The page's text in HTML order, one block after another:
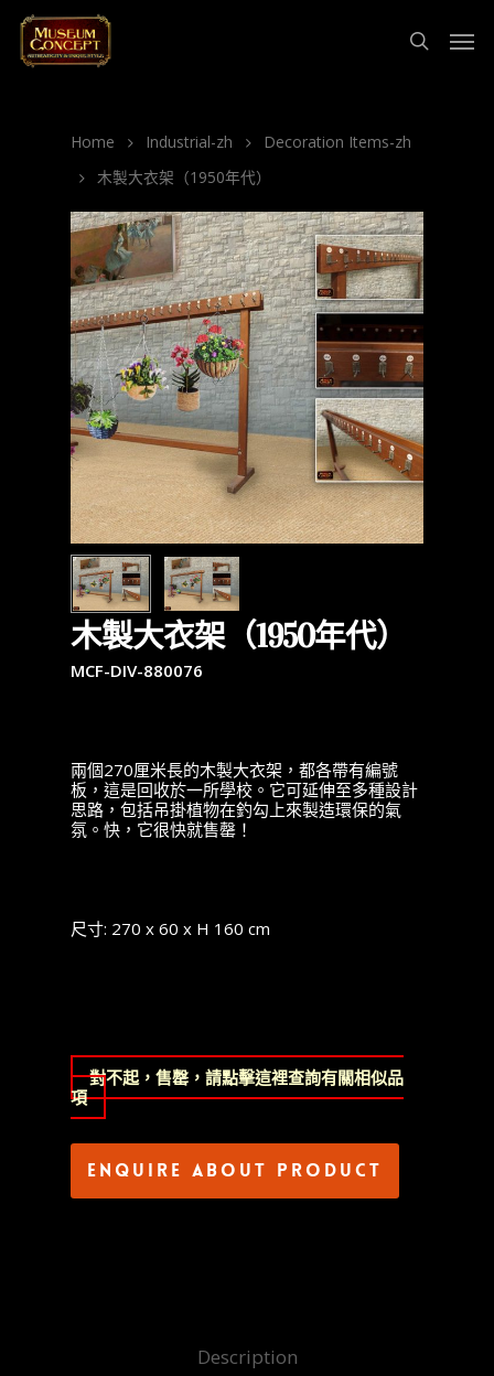
Home Industrial-zh
Decoration Items-zh
木製大衣架（1950年代）
木製大衣架（1950年代）
MCF-DIV-880076
兩個270厘米長的木製大衣架，都各帶有編號
板，這是回收於一所學校。它可延伸至多種設計
思路，包括吊掛植物在釣勾上來製造環保的氣
氛。快，它很快就售罄！
尺寸: 270 x 60 x H 160 cm
對不起，售罄，請點擊這裡查詢有關相似品
項
Enquire about product
Description